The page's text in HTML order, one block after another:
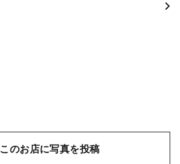
このお店に写真を投稿